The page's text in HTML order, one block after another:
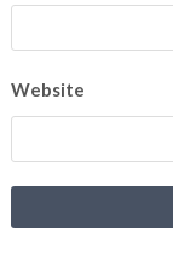
Website